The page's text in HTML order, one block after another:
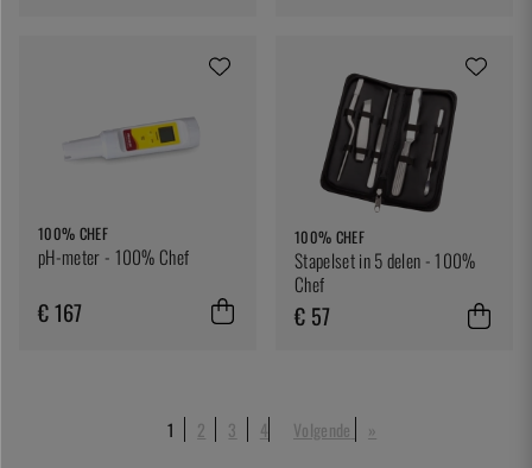
100% CHEF
pH-meter - 100% Chef
€ 167
100% CHEF
Stapelset in 5 delen - 100%
Chef
€ 57
1 2 3 4 Volgende »